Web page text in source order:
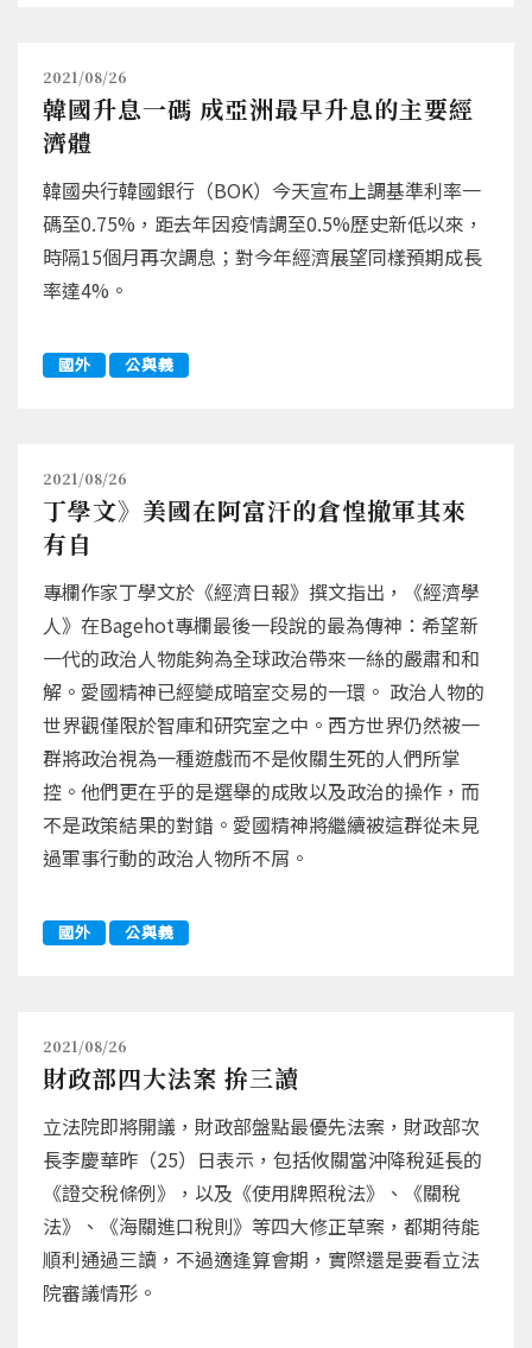
2021/08/26
韓國升息一碼 成亞洲最早升息的主要經
濟體
韓國央行韓國銀行（BOK）今天宣布上調基準利率一
碼至0.75%，距去年因疫情調至0.5%歷史新低以來，
時隔15個月再次調息；對今年經濟展望同樣預期成長
率達4%。
國外 公與義
2021/08/26
丁學文》美國在阿富汗的倉惶撤軍其來
有自
專欄作家丁學文於《經濟日報》撰文指出，《經濟學
人》在Bagehot專欄最後一段說的最為傳神：希望新
一代的政治人物能夠為全球政治帶來一絲的嚴肅和和
解。愛國精神已經變成暗室交易的一環。 政治人物的
世界觀僅限於智庫和研究室之中。西方世界仍然被一
群將政治視為一種遊戲而不是攸關生死的人們所掌
控。他們更在乎的是選舉的成敗以及政治的操作，而
不是政策結果的對錯。愛國精神將繼續被這群從未見
過軍事行動的政治人物所不屑。
國外 公與義
2021/08/26
財政部四大法案 拚三讀
立法院即將開議，財政部盤點最優先法案，財政部次
長李慶華昨（25）日表示，包括攸關當沖降稅延長的
《證交稅條例》，以及《使用牌照稅法》、《關稅
法》、《海關進口稅則》等四大修正草案，都期待能
順利通過三讀，不過適逢算會期，實際還是要看立法
院審議情形。